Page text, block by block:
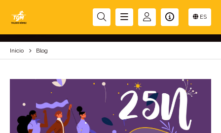
ES
BLOG
Inicio Blog